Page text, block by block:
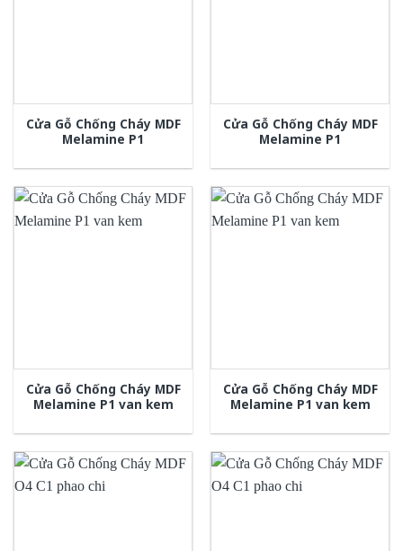
Cửa Gỗ Chống Cháy MDF
Melamine P1
Cửa Gỗ Chống Cháy MDF
Melamine P1
Cửa Gỗ Chống Cháy MDF
Melamine P1 van kem
Cửa Gỗ Chống Cháy MDF
Melamine P1 van kem